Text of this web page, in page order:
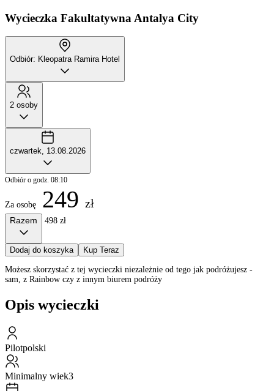
Wycieczka Fakultatywna Antalya City
Odbiór: Kleopatra Ramira Hotel
2 osoby
czwartek, 13.08.2026
Odbiór o godz. 08:10
Za osobę 249 zł
Razem 498 zł
Dodaj do koszyka Kup Teraz
Możesz skorzystać z tej wycieczki niezależnie od tego jak podróżujesz -
sam, z Rainbow czy z innym biurem podróży
Opis wycieczki
Pilotpolski
Minimalny wiek3